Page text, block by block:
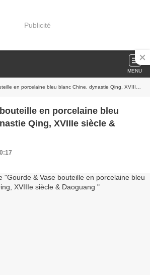
Publicité
MENU
porcelaine bleu blanc Chine, dynastie Qing, XVIIIe siècle & Daoguang
bleu
Qing, XVIIIe siècle &